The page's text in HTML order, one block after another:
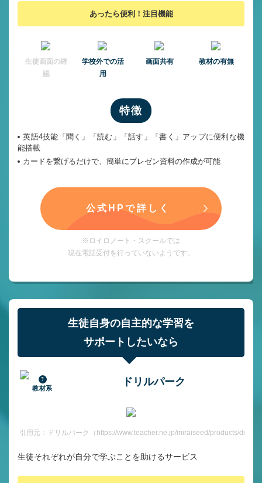
あったら便利！注目機能
⽣徒画⾯の確
認
学校外での活
用
画面共有 教材の有無
特徴
英語4技能「聞く」「読む」「話す」「書く」アップに便利な機
能搭載
カードを繋げるだけで、簡単にプレゼン資料の作成が可能
公式HPで詳しく
※ロイロノート・スクールでは
現在電話受付を行っていないようです。
生徒自身の自主的な学習を
サポートしたいなら
教材系
ドリルパーク
引用元：ドリルパーク（https://www.teacher.ne.jp/miraiseed/products/drill/）
生徒それぞれが自分で学ぶことを助けるサービス